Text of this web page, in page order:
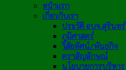
หน้าแรก
เกี่ยวกับเรา
ประวัติ อบจ.สุรินทร์
ภูมิศาสตร์
วิสัยทัศน์/พันธกิจ
ตราสัญลักษณ์
นโยบายการบริหาร